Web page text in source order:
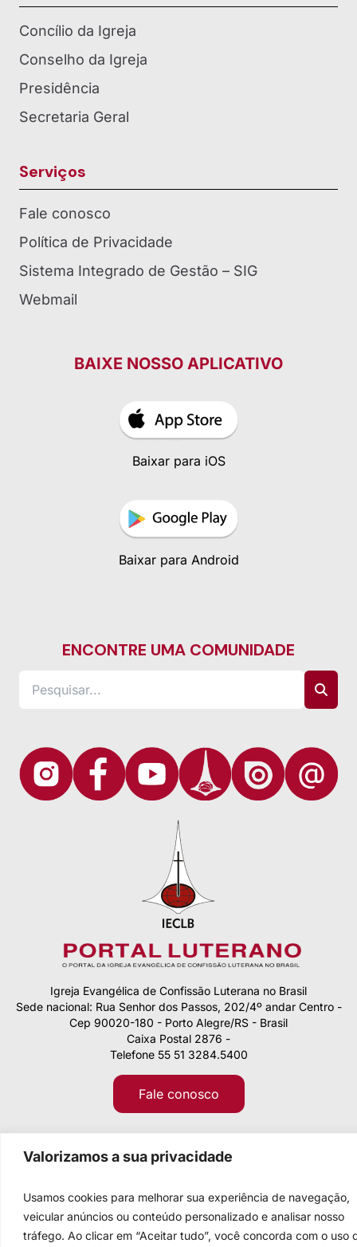
Valorizamos a sua privacidade
Usamos cookies para melhorar sua experiência de navegação,
veicular anúncios ou conteúdo personalizado e analisar nosso
tráfego. Ao clicar em “Aceitar tudo”, você concorda com o uso
Concílio da Igreja
Conselho da Igreja
Presidência
Secretaria Geral
Serviços
Fale conosco
Política de Privacidade
Sistema Integrado de Gestão – SIG
Webmail
BAIXE NOSSO APLICATIVO
Baixar para iOS
Baixar para Android
ENCONTRE UMA COMUNIDADE
Igreja Evangélica de Confissão Luterana no Brasil
Sede nacional: Rua Senhor dos Passos, 202/4º andar Centro -
Cep 90020-180 - Porto Alegre/RS - Brasil
Caixa Postal 2876 -
Telefone 55 51 3284.5400
Fale conosco